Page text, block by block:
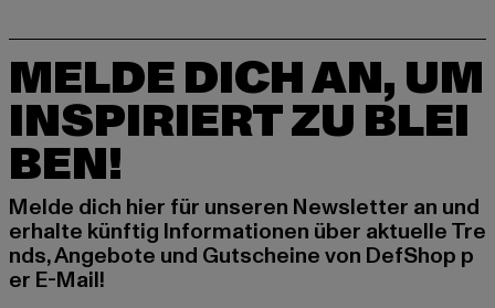
MELDE DICH AN, UM
INSPIRIERT ZU BLEI
BEN!
Melde dich hier für unseren Newsletter an und
erhalte künftig Informationen über aktuelle Tre
nds, Angebote und Gutscheine von DefShop p
er E-Mail!